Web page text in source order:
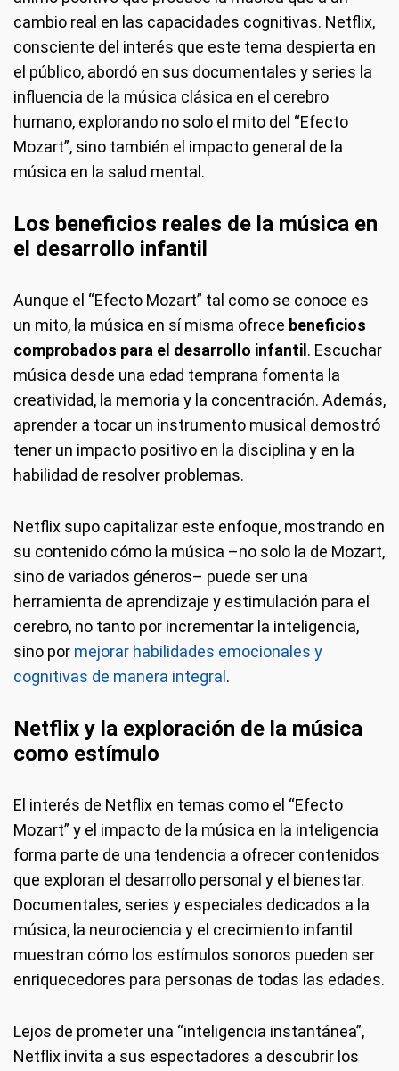
cambio real en las capacidades cognitivas. Netflix,
consciente del interés que este tema despierta en
el público, abordó en sus documentales y series la
influencia de la música clásica en el cerebro
humano, explorando no solo el mito del “Efecto
Mozart”, sino también el impacto general de la
música en la salud mental.
Los beneficios reales de la música en
el desarrollo infantil
Aunque el “Efecto Mozart” tal como se conoce es
un mito, la música en sí misma ofrece beneficios
comprobados para el desarrollo infantil . Escuchar
música desde una edad temprana fomenta la
creatividad, la memoria y la concentración. Además,
aprender a tocar un instrumento musical demostró
tener un impacto positivo en la disciplina y en la
habilidad de resolver problemas.
Netflix supo capitalizar este enfoque, mostrando en
su contenido cómo la música –no solo la de Mozart,
sino de variados géneros– puede ser una
herramienta de aprendizaje y estimulación para el
cerebro, no tanto por incrementar la inteligencia,
sino por mejorar habilidades emocionales y
cognitivas de manera integral .
Netflix y la exploración de la música
como estímulo
El interés de Netflix en temas como el “Efecto
Mozart” y el impacto de la música en la inteligencia
forma parte de una tendencia a ofrecer contenidos
que exploran el desarrollo personal y el bienestar.
Documentales, series y especiales dedicados a la
música, la neurociencia y el crecimiento infantil
muestran cómo los estímulos sonoros pueden ser
enriquecedores para personas de todas las edades.
Lejos de prometer una “inteligencia instantánea”,
Netflix invita a sus espectadores a descubrir los